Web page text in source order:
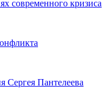
современного кризиса
Сергея Пантелеева